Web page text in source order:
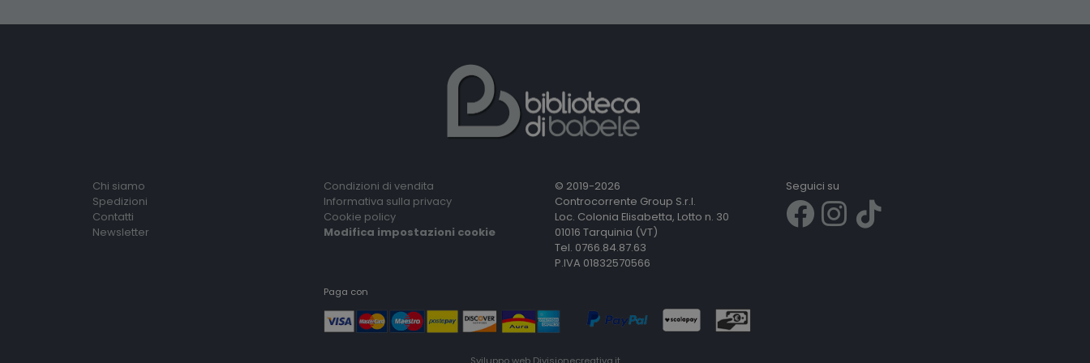
Chi siamo
Spedizioni
Contatti
Newsletter
Condizioni di vendita
Informativa sulla privacy
Cookie policy
Modifica impostazioni cookie
© 2019-2026
Controcorrente Group S.r.l.
Loc. Colonia Elisabetta, Lotto n. 30
01016 Tarquinia (VT)
Tel. 0766.84.87.63
P.IVA 01832570566
Seguici su
Paga con